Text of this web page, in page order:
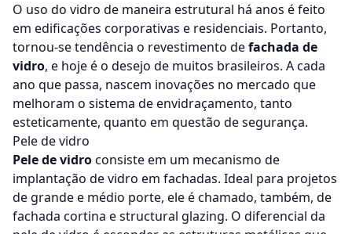
O uso do vidro de maneira estrutural há anos é feito
em edificações corporativas e residenciais. Portanto,
tornou-se tendência o revestimento defachada de
vidro, e hoje é o desejo de muitos brasileiros. A cada
ano que passa, nascem inovações no mercado que
melhoram o sistema de envidraçamento, tanto
esteticamente, quanto em questão de segurança.
Pele de vidro
Pele de vidroconsiste em um mecanismo de
implantação de vidro em fachadas. Ideal para projetos
de grande e médio porte, ele é chamado, também, de
fachada cortina e structural glazing. O diferencial da